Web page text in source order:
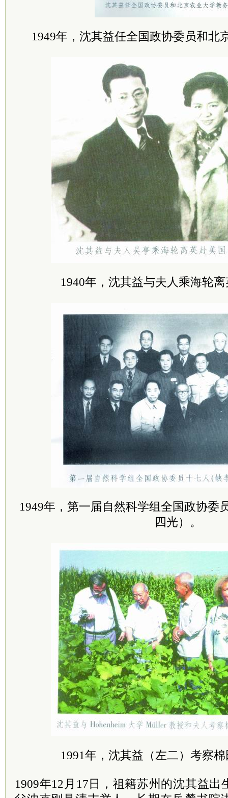
1949年，沈其益任全国政协委员和北
1940年，沈其益与夫人乘海轮
1949年，第一届自然科学组全国政协委
四光）。
1991年，沈其益（左二）考察
1909年12月17日，祖籍苏州的沈其益出